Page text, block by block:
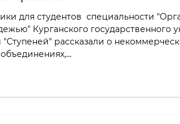
для студентов специальности
Курганского государственного
"Ступеней" рассказали о